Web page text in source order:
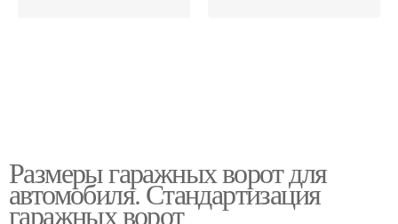
Размеры гаражных ворот для
автомобиля. Стандартизация
гаражных ворот